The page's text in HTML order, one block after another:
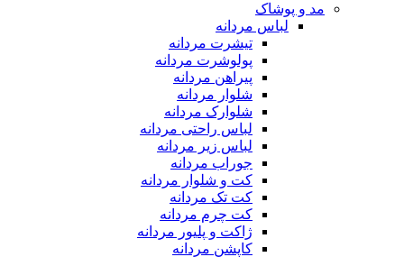
مد و پوشاک
لباس مردانه
تیشرت مردانه
پولوشرت مردانه
پیراهن مردانه
شلوار مردانه
شلوارک مردانه
لباس راحتی مردانه
لباس زیر مردانه
جوراب مردانه
کت و شلوار مردانه
کت تک مردانه
کت چرم مردانه
ژاکت و پلیور مردانه
کاپشن مردانه